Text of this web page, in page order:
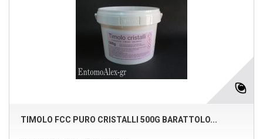
TIMOLO FCC PURO CRISTALLI 500G BARATTOLO...